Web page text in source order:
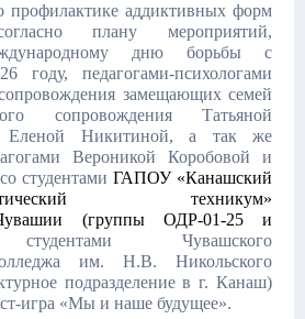
профилактике аддиктивных форм
плану мероприятий,
дню борьбы с
году, педагогами-психологами
замещающих семей
сопровождения Татьяной
Еленой Никитиной, а так же
Вероникой Коробовой и
студентами ГАПОУ «Канашский
техникум»
(группы ОДР-01-25 и
студентами Чувашского
им. Н.В. Никольского
подразделение в г. Канаш)
игра «Мы и наше будущее».